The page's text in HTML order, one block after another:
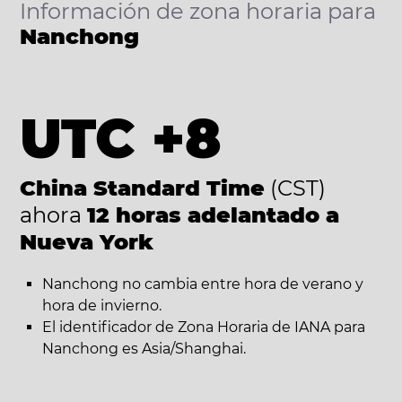
Información de zona horaria para
Nanchong
UTC +8
China Standard Time (CST)
ahora 12 horas adelantado a
Nueva York
Nanchong no cambia entre hora de verano y
hora de invierno.
El identificador de Zona Horaria de IANA para
Nanchong es Asia/Shanghai.